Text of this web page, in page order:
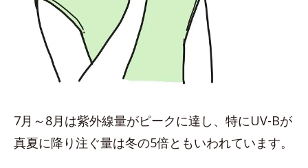
7月～8月は紫外線量がピークに達し、特にUV-Bが
真夏に降り注ぐ量は冬の5倍ともいわれています。